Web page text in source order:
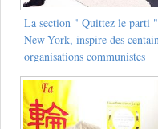
La section " Quittez le parti
New-York, inspire des
organisations communistes